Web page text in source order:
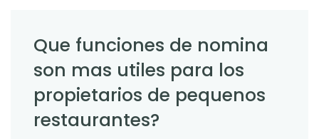
Que funciones de nomina
son mas utiles para los
propietarios de pequenos
restaurantes?